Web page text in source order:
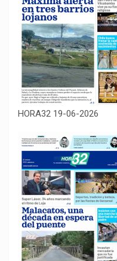
HORA32 19-06-2026